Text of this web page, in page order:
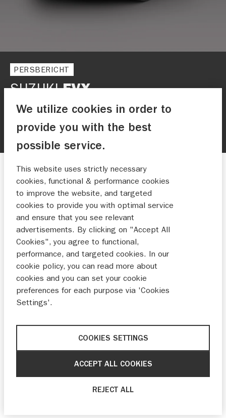
PERSBERICHT
SUZUKIEVX
Suzuki lanceert eerste volledig elektrische
concept SUV
Nieuws
11-01-2023
Suzuki lanceert eerste volledig
elektrische concept SUV: Suzuki
eVX
Tijdens de India Auto Expo lanceert
Suzuki haar eerste volledig elektrische
conceptmodel blijft trouw aan Suzuki’s
4x4 DNA. De lancering staat gepland voor
Suzuki eVX concept beleeft
werelddebuut op India Auto Expo
We utilize cookies in order to
provide you with the best
possible service.
This website uses strictly necessary
cookies, functional & performance cookies
to improve the website, and targeted
cookies to provide you with optimal service
and ensure that you see relevant
advertisements. By clicking on "Accept All
Cookies", you agree to functional,
performance, and targeted cookies. In our
cookie policy, you can read more about
cookies and you can set your cookie
preferences for each purpose via 'Cookies
Settings'.
COOKIES SETTINGS
REJECT ALL
ACCEPT ALL COOKIES